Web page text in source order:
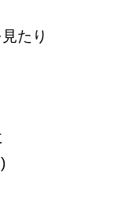
たり